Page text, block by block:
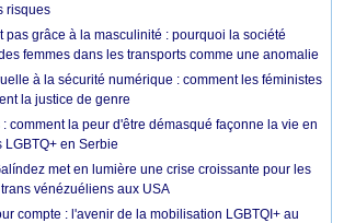
risques
pas grâce à la masculinité : pourquoi la société
femmes dans les transports comme une anomalie
à la sécurité numérique : comment les féministes
la justice de genre
comment la peur d'être démasqué façonne la vie en
en Serbie
met en lumière une crise croissante pour les
vénézuéliens aux USA
compte : l'avenir de la mobilisation LGBTQI+ au